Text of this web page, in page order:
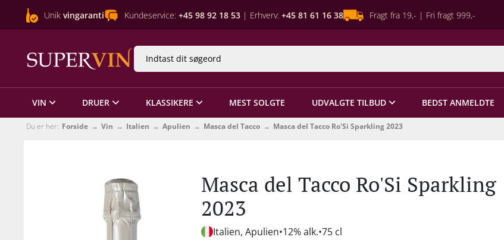
Unik vingaranti Kundeservice: +45 98 92 18 53 | Erhverv: +45 81 61 16 38 Fragt fra 19,- | Fri fragt 999,-
VIN DRUER KLASSIKERE MEST SOLGTE UDVALGTE TILBUD BEDST ANMELDTE
Du er her: Forside Vin Italien Apulien Masca del Tacco Masca del Tacco Ro'Si Sparkling 2023
Masca del Tacco Ro'Si Sparkling
2023
Italien, Apulien 12% alk. 75 cl